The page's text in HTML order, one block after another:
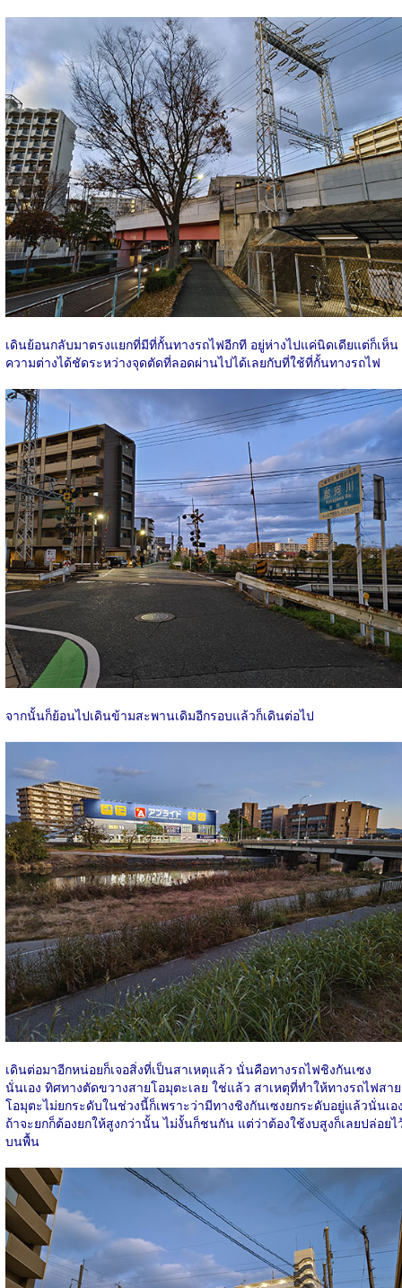
เดินย้อนกลับมาตรงแยกที่มีที่กั้นทางรถไฟอีกที อยู่ห่างไปแค่นิดเดียแต่ก็เห็น
ความต่างได้ชัดระหว่างจุดตัดที่ลอดผ่านไปได้เลยกับที่ใช้ที่กั้นทางรถไฟ
จากนั้นก็ย้อนไปเดินข้ามสะพานเดิมอีกรอบแล้วก็เดินต่อไป
เดินต่อมาอีกหน่อยก็เจอสิ่งที่เป็นสาเหตุแล้ว นั่นคือทางรถไฟชิงกันเซง
นั่นเอง ทิศทางตัดขวางสายโอมุตะเลย ใช่แล้ว สาเหตุที่ทำให้ทางรถไฟสาย
โอมุตะไม่ยกระดับในช่วงนี้ก็เพราะว่ามีทางชิงกันเซงยกระดับอยู่แล้วนั่นเอ
ถ้าจะยกก็ต้องยกให้สูงกว่านั้น ไม่งั้นก็ชนกัน แต่ว่าต้องใช้งบสูงก็เลยปล่อยไ
บนพื้น